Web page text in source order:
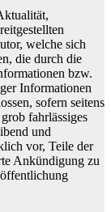
welche sich
die durch die
bzw.
Informationen
sofern seitens
fahrlässiges
und
vor, Teile der
Ankündigung zu